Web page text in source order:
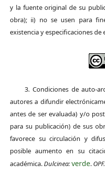
y la fuente original de su
obra); ii) no se usen para
existencia y especificaciones de
3. Condiciones de auto-
autores a difundir
antes de ser evaluada) y/o
para su publicación) de sus
favorece su circulación y
posible aumento en su
académica.Dulcinea:verde. OPF.